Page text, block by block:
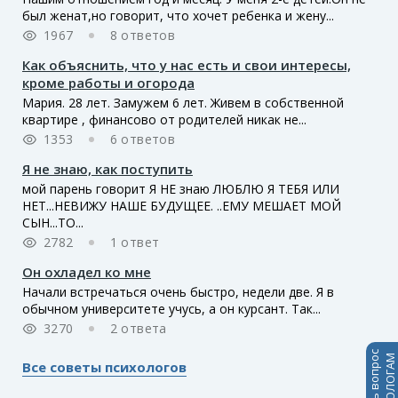
был женат,но говорит, что хочет ребенка и жену...
1967
8 ответов
Как объяснить, что у нас есть и свои интересы,
кроме работы и огорода
Мария. 28 лет. Замужем 6 лет. Живем в собственной
квартире , финансово от родителей никак не...
1353
6 ответов
Я не знаю, как поступить
мой парень говорит Я НЕ знаю ЛЮБЛЮ Я ТЕБЯ ИЛИ
НЕТ...НЕВИЖУ НАШЕ БУДУЩЕЕ. ..ЕМУ МЕШАЕТ МОЙ
СЫН...ТО...
2782
1 ответ
Он охладел ко мне
Начали встречаться очень быстро, недели две. Я в
обычном университете учусь, а он курсант. Так...
3270
2 ответа
Все советы психологов